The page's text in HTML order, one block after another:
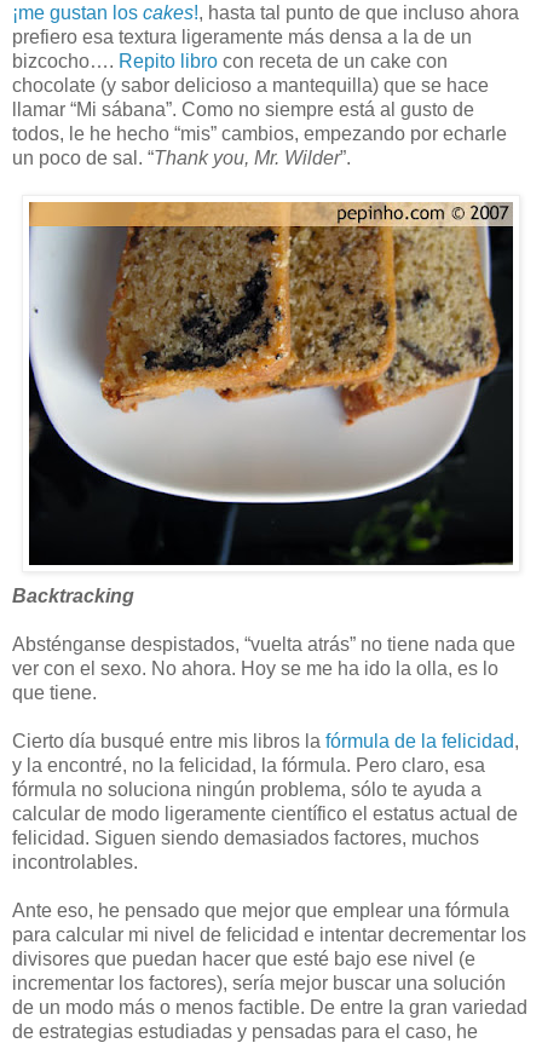
¡me gustan los cakes!, hasta tal punto de que incluso ahora
prefiero esa textura ligeramente más densa a la de un
bizcocho…. Repito libro con receta de un cake con
chocolate (y sabor delicioso a mantequilla) que se hace
llamar “Mi sábana”. Como no siempre está al gusto de
todos, le he hecho “mis” cambios, empezando por echarle
un poco de sal. “Thank you, Mr. Wilder”.
Backtracking
Absténganse despistados, “vuelta atrás” no tiene nada que
ver con el sexo. No ahora. Hoy se me ha ido la olla, es lo
que tiene.
Cierto día busqué entre mis libros la fórmula de la felicidad,
y la encontré, no la felicidad, la fórmula. Pero claro, esa
fórmula no soluciona ningún problema, sólo te ayuda a
calcular de modo ligeramente científico el estatus actual de
felicidad. Siguen siendo demasiados factores, muchos
incontrolables.
Ante eso, he pensado que mejor que emplear una fórmula
para calcular mi nivel de felicidad e intentar decrementar los
divisores que puedan hacer que esté bajo ese nivel (e
incrementar los factores), sería mejor buscar una solución
de un modo más o menos factible. De entre la gran variedad
de estrategias estudiadas y pensadas para el caso, he